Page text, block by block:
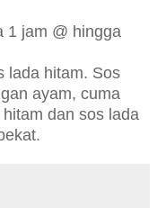
1 jam @ hingga
lada hitam. Sos
ayam, cuma
dan sos lada